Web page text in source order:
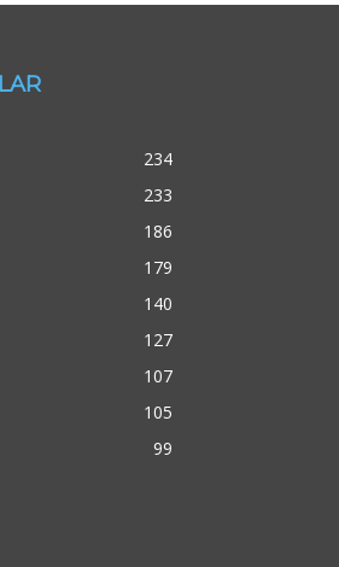
234
233
186
179
140
127
107
105
99